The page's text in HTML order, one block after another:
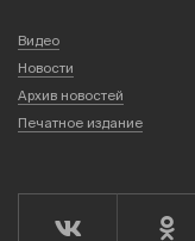
Видео
Новости
Архив новостей
Печатное издание